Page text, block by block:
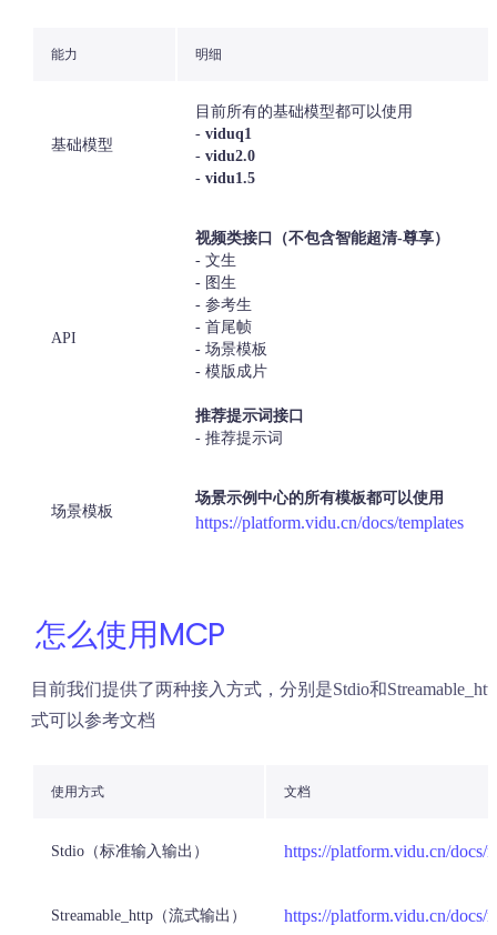
能力 明细
基础模型
目前所有的基础模型都可以使用
- viduq1
- vidu2.0
- vidu1.5
API
视频类接口（不包含智能超清-尊享）
- 文生
- 图生
- 参考生
- 首尾帧
- 场景模板
- 模版成片
推荐提示词接口
- 推荐提示词
场景模板
场景示例中心的所有模板都可以使用
https://platform.vidu.cn/docs/templates
怎么使用MCP
目前我们提供了两种接入方式，分别是Stdio和
式可以参考文档
使用方式 文档
Stdio（标准输入输出） https://platform.vidu.cn/docs/
Streamable_http（流式输出） https://platform.vidu.cn/docs/